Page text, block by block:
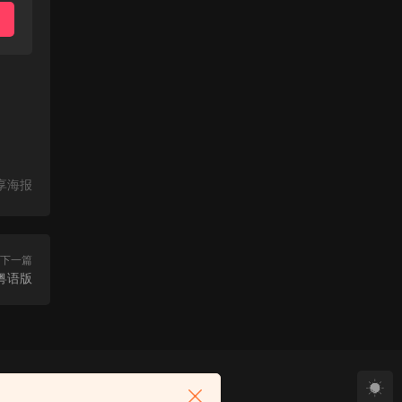
海报
下一篇
语版